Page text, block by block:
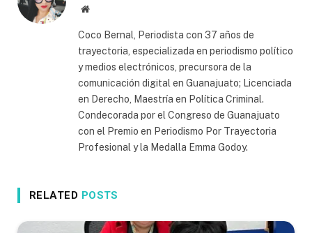
Website
Coco Bernal, Periodista con 37 años de
trayectoria, especializada en periodismo político
y medios electrónicos, precursora de la
comunicación digital en Guanajuato; Licenciada
en Derecho, Maestría en Política Criminal.
Condecorada por el Congreso de Guanajuato
con el Premio en Periodismo Por Trayectoria
Profesional y la Medalla Emma Godoy.
RELATED POSTS